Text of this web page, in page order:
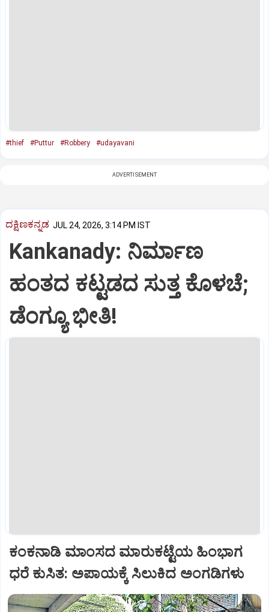
#thief #Puttur #Robbery #udayavani
ADVERTISEMENT
ದಕ್ಷಿಣಕನ್ನಡ JUL 24, 2026, 3:14 PM IST
Kankanady: ನಿರ್ಮಾಣ
ಹಂತದ ಕಟ್ಟಡದ ಸುತ್ತ ಕೊಳಚೆ;
ಡೆಂಗ್ಯೂ ಭೀತಿ!
ಕಂಕನಾಡಿ ಮಾಂಸದ ಮಾರುಕಟ್ಟೆಯ ಹಿಂಭಾಗ
ಧರೆ ಕುಸಿತ: ಅಪಾಯಕ್ಕೆ ಸಿಲುಕಿದ ಅಂಗಡಿಗಳು